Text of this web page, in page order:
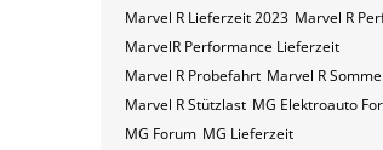
Marvel R Lieferzeit 2023 Marvel R
MarvelR Performance Lieferzeit
Marvel R Probefahrt Marvel R
Marvel R Stützlast MG Elektroauto
MG Forum MG Lieferzeit